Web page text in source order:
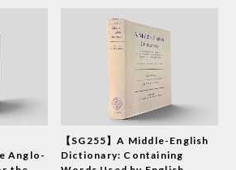
Anglo-
【SG255】A Middle-English
Dictionary: Containing